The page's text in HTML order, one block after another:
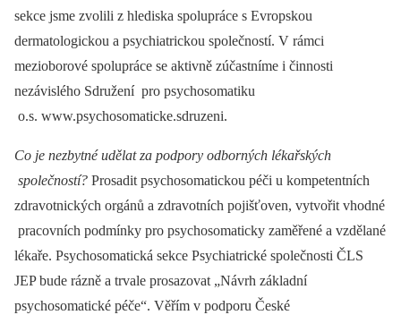
sekce jsme zvolili z hlediska spolupráce s Evropskou
dermatologickou a psychiatrickou společností. V rámci
mezioborové spolupráce se aktivně zúčastníme i činnosti
nezávislého Sdružení pro psychosomatiku
o.s. www.psychosomaticke.sdruzeni.
Co je nezbytné udělat za podpory odborných lékařských
společností? Prosadit psychosomatickou péči u kompetentních
zdravotnických orgánů a zdravotních pojišťoven, vytvořit vhodné
pracovních podmínky pro psychosomaticky zaměřené a vzdělané
lékaře. Psychosomatická sekce Psychiatrické společnosti ČLS
JEP bude rázně a trvale prosazovat „Návrh základní
psychosomatické péče“. Věřím v podporu České